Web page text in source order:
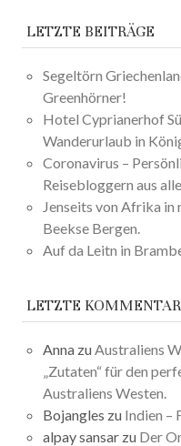
LETZTE BEITRÄGE
Segeltörn
Greenhörner!
Hotel Cyprianerhof
Wanderurlaub in
Coronavirus –
Reisebloggern aus
Jenseits von Afrika in
Beekse Bergen.
Auf da Leitn in
LETZTE
Anna zuAustraliens
„Zutaten“ für den
Australiens Westen.
Bojangles zu Indien –
alpay sansar zu Der